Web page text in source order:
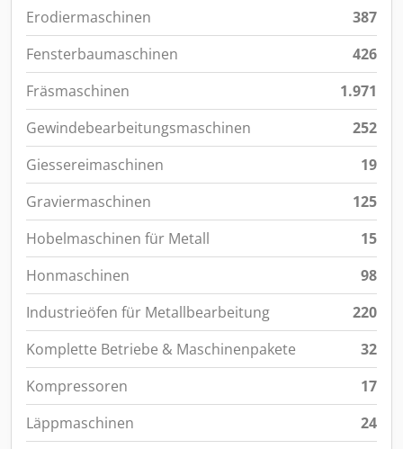
Erodiermaschinen
387
Fensterbaumaschinen
426
Fräsmaschinen
1.971
Gewindebearbeitungsmaschinen
252
Giessereimaschinen
19
Graviermaschinen
125
Hobelmaschinen für Metall
15
Honmaschinen
98
Industrieöfen für Metallbearbeitung
220
Komplette Betriebe & Maschinenpakete
32
Kompressoren
17
Läppmaschinen
24